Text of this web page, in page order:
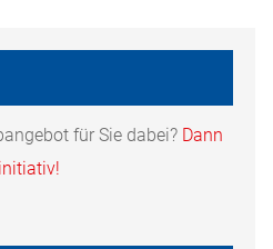
für Sie dabei? Dann